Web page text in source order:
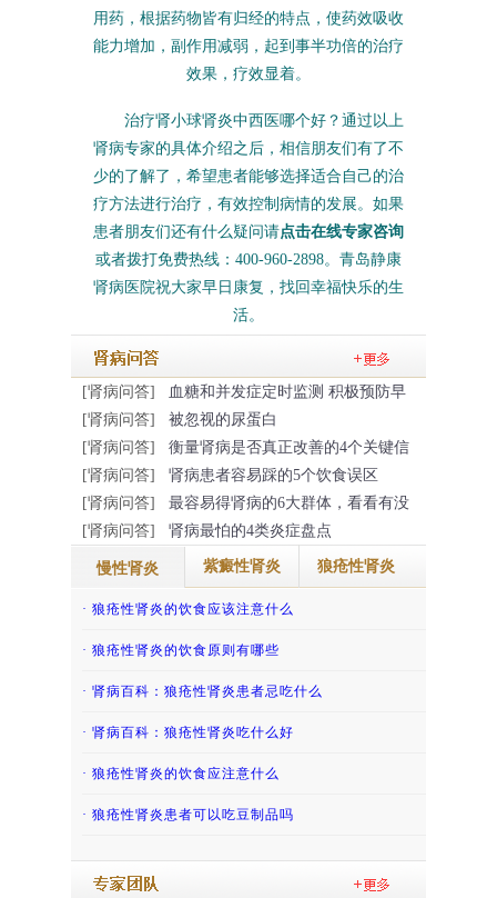
用药，根据药物皆有归经的特点，使药效吸收
能力增加，副作用减弱，起到事半功倍的治疗
效果，疗效显着。
治疗肾小球肾炎中西医哪个好？通过以上
肾病专家的具体介绍之后，相信朋友们有了不
少的了解了，希望患者能够选择适合自己的治
疗方法进行治疗，有效控制病情的发展。如果
患者朋友们还有什么疑问请点击在线专家咨询
或者拨打免费热线：400-960-2898。青岛静康
肾病医院祝大家早日康复，找回幸福快乐的生
活。
[肾病问答]
血糖和并发症定时监测 积极预防早
[肾病问答]
被忽视的尿蛋白
[肾病问答]
衡量肾病是否真正改善的4个关键信
[肾病问答]
肾病患者容易踩的5个饮食误区
[肾病问答]
最容易得肾病的6大群体，看看有没
[肾病问答]
肾病最怕的4类炎症盘点
慢性肾炎 紫癜性肾炎 狼疮性肾炎
· 慢性肾脏病患者通常需要警惕高钾血症
· 肾炎患者如何避免患上尿毒症呢？
· 慢性肾小球肾炎能根治吗？
· 哪些慢性肾炎患者不宜怀孕？
· 慢性肾炎患者能吃豆类食品吗？
· 慢性肾炎患者能吃牛肉吗
· 得了过敏性紫癜肾炎的话那怎么治疗
· 吃香椿致老人紫癜肾炎复发，还有哪些“发...
· 吃冬瓜缓解儿童紫癜性肾炎
· 紫癜性肾炎患者怀孕后会影响病情吗？
· 肾病百科：紫癜肾炎患者哪些不能吃
· 儿童过敏性紫癜肾炎的调养护理
· 狼疮性肾炎的饮食应该注意什么
· 狼疮性肾炎的饮食原则有哪些
· 肾病百科：狼疮性肾炎患者忌吃什么
· 肾病百科：狼疮性肾炎吃什么好
· 狼疮性肾炎的饮食应注意什么
· 狼疮性肾炎患者可以吃豆制品吗